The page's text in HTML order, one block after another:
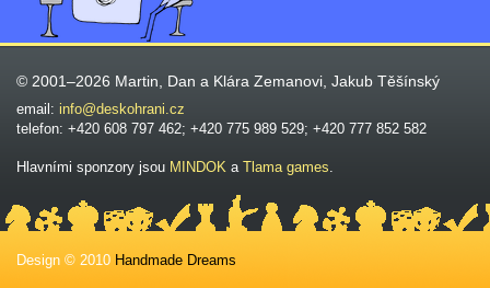
© 2001–2026 Martin, Dan a Klára Zemanovi, Jakub Těšínský
email: info@deskohrani.cz
telefon: +420 608 797 462; +420 775 989 529; +420 777 852 582
Hlavními sponzory jsou MINDOK a Tlama games.
Design © 2010 Handmade Dreams